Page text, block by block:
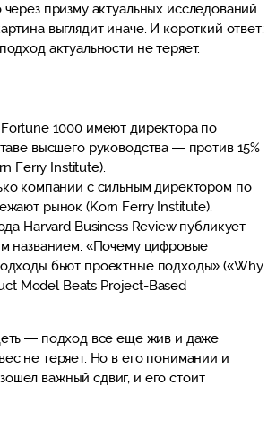
призму актуальных исследований
выглядит иначе. И короткий ответ:
актуальности не теряет.
1000 имеют директора по
высшего руководства — против 15%
Ferry Institute).
компании с сильным директором по
рынок (Korn Ferry Institute).
Harvard Business Review публикует
названием: «Почему цифровые
бьют проектные подходы» («Why
Model Beats Project-Based
— подход все еще жив и даже
не теряет. Но в его понимании и
важный сдвиг, и его стоит